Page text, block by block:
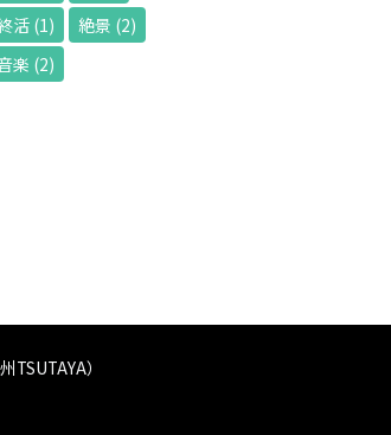
活 (1) 絶景 (2)
楽 (2)
）